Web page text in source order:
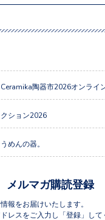
Ceramika陶器市2026オンライ
ション2026
めんの器。
メルマガ購読登録
報をお届けいたします。
レスをご入力し「登録」して